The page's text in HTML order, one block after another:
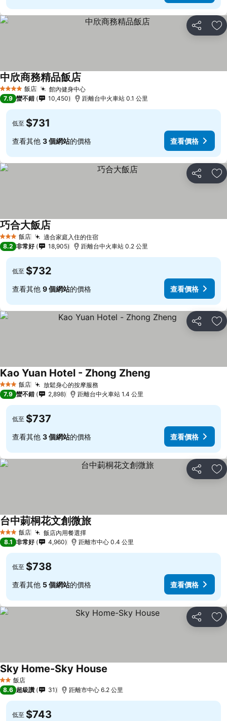
分享 加
4 星級 飯店 館內健身中心查看價格
中欣商務精品飯店
7.9 蠻不錯 10,450 距離台中火車站 0.1 公里
低至 $731
查看其他 3 個網站的價格 查看價格
分享 加
3 星級 飯店 適合家庭入住的住宿查看價格
巧合大飯店
8.2 非常好 18,905 距離台中火車站 0.2 公里
低至 $732
查看其他 9 個網站的價格 查看價格
分享 加
3 星級 飯店 放鬆身心的按摩服務
Kao Yuan Hotel - Zhong Zheng
7.9 蠻不錯 2,898 距離台中火車站 1.4 公里
低至 $737
查看其他 3 個網站的價格 查看價格
分享 加
3 星級 飯店 飯店內用餐選擇查看價格
台中莿桐花文創微旅查看價格
8.1 非常好 4,960 距離市中心 0.4 公里
低至 $738
查看其他 5 個網站的價格 查看價格
分享 加
2 星級飯店
Sky Home-Sky House
8.6 超級讚 31 距離市中心 6.2 公里
低至 $743